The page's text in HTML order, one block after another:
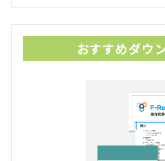
おすすめダウ